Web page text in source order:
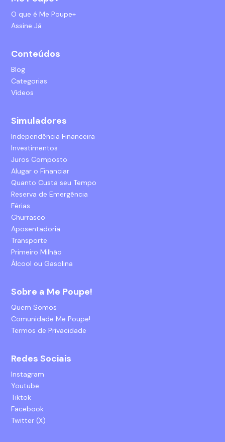
O que é Me Poupe+
Assine Já
Conteúdos
Blog
Categorias
Vídeos
Simuladores
Independência Financeira
Investimentos
Juros Composto
Alugar o Financiar
Quanto Custa seu Tempo
Reserva de Emergência
Férias
Churrasco
Aposentadoria
Transporte
Primeiro Milhão
Álcool ou Gasolina
Sobre a Me Poupe!
Quem Somos
Comunidade Me Poupe!
Termos de Privacidade
Redes Sociais
Instagram
Youtube
Tiktok
Facebook
Twitter (X)